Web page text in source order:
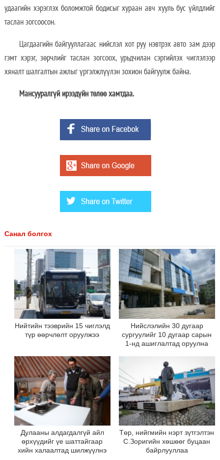
удаагийн хэрэглэх боломжтой бодисыг хураан авч хууль бус үйлдлийг
таслан зогсоосон.
Цагдаагийн байгууллагаас нийслэл хот руу нэвтрэх авто зам дээр
гэмт хэрэг, зөрчлийг таслан зогсоох, урьдчилан сэргийлэх чиглэлээр
хяналт шалгалтын ажлыг үргэлжлүүлэн зохион байгуулж байна.
Мансууралгүй ирээдүйн төлөө хамтдаа.
Санал болгох
Нийтийн тээврийн 15 чиглэлд
түр өөрчлөлт оруулжээ
Нийслэлийн 30 дугаар
сургуулийг 10 дугаар сарын
1-нд ашиглалтад оруулна
Дулааны алдагдалгүй айл
өрхүүдийг үе шаттайгаар
хийн халаалтад шилжүүлнэ
Төр, нийгмийн нэрт зүтгэлтэн
С.Зоригийн хөшөөг буцаан
байрлууллаа